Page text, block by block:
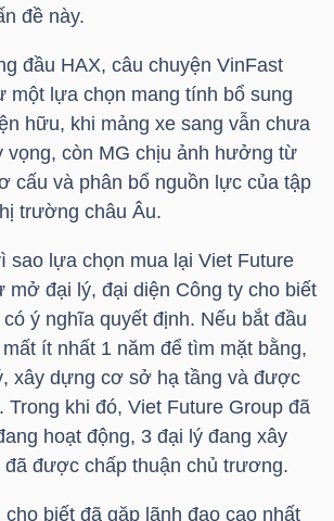
đề này.
đầu HAX, câu chuyện VinFast
một lựa chọn mang tính bổ sung
hữu, khi mảng xe sang vẫn chưa
vọng, còn MG chịu ảnh hưởng từ
cấu và phân bổ nguồn lực của tập
trường châu Âu.
sao lựa chọn mua lại Viet Future
mở đại lý, đại diện Công ty cho biết
ý nghĩa quyết định. Nếu bắt đầu
ít nhất 1 năm để tìm mặt bằng,
xây dựng cơ sở hạ tầng và được
Trong khi đó, Viet Future Group đã
hoạt động, 3 đại lý đang xây
được chấp thuận chủ trương.
cho biết đã gặp lãnh đạo cao nhất